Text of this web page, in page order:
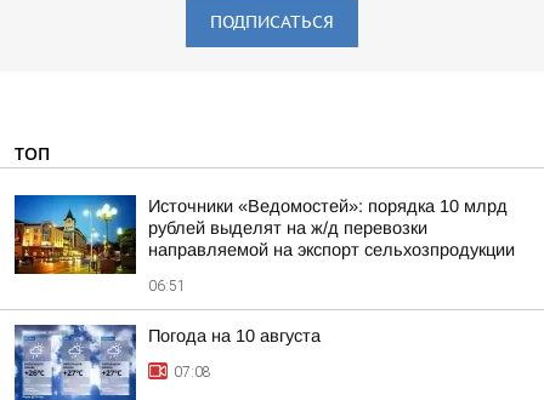
ПОДПИСАТЬСЯ
ТОП
Источники «Ведомостей»: порядка 10 млрд
рублей выделят на ж/д перевозки
направляемой на экспорт сельхозпродукции
06:51
Погода на 10 августа
07:08